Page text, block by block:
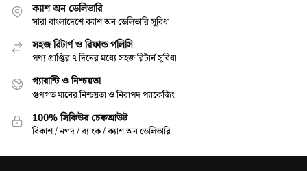
ক্যাশ অন ডেলিভারি
সারা বাংলাদেশে ক্যাশ অন ডেলিভারি সুবিধা
সহজ রিটার্ণ ও রিফান্ড পলিসি
পণ্য প্রাপ্তির ৭ দিনের মধ্যে সহজ রিটার্ন সুবিধা
গ্যারান্টি ও নিশ্চয়তা
গুণগত মানের নিশ্চয়তা ও নিরাপদ প্যাকেজিং
100% সিকিউর চেকআউট
বিকাশ / নগদ / ব্যাংক / ক্যাশ অন ডেলিভারি